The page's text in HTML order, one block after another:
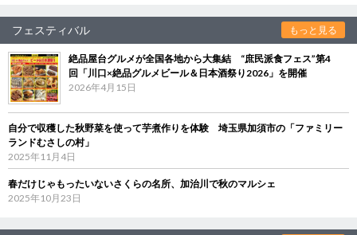
フェスティバル もっと見る
絶品屋台グルメが全国各地から大集結 “庶民派食フェス”第4
回「川口×絶品グルメビール＆日本酒祭り2026」を開催
2026年4月15日
自分で収穫した秋野菜を使って芋煮作りを体験 埼玉県加須市の「ファミリー
ランドむさしの村」
2025年11月4日
春だけじゃもったいないさくらの名所、加治川で秋のマルシェ
2025年10月23日